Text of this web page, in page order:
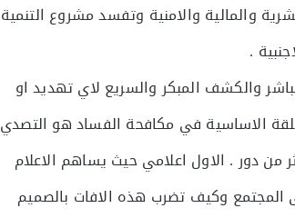
والمالية والامنية وتفسد مشروع التنمية
.
والكشف المبكر والسريع لاي تهديد او
الاساسية في مكافحة الفساد هو التصدي
دور . الاول اعلامي حيث يساهم الاعلام
المجتمع وكيف تضرب هذه الافات بالصميم